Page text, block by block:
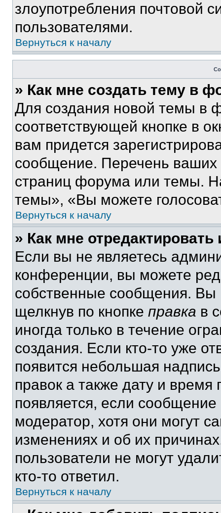
злоупотребления почтовой
пользователями.
Вернуться к началу
» Как мне создать тему в
Для создания новой темы в
соответствующей кнопке в
вам придется
сообщение. Перечень ваших
страниц форума или темы.
темы», «Вы можете
Вернуться к началу
» Как мне
Если вы не являетесь
конференции, вы можете
собственные сообщения. Вы
щелкнув по кнопке правка в
иногда только в течение
создания. Если кто-то уже
появится небольшая
правок а также дату и
появляется, если
модератор, хотя они могут
изменениях и об их
пользователи не могут
кто-то ответил.
Вернуться к началу